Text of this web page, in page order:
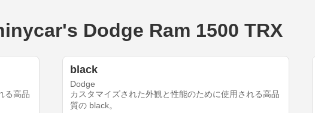
Dodge Ram 1500 TRX
る高品
black
Dodge
カスタマイズされた外観と性能のために使用される高品
質の black。